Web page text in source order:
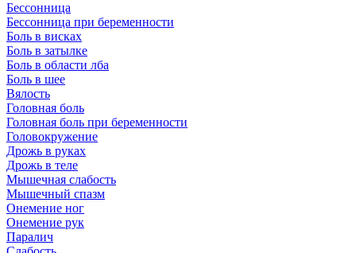
Бессонница
Бессонница при беременности
Боль в висках
Боль в затылке
Боль в области лба
Боль в шее
Вялость
Головная боль
Головная боль при беременности
Головокружение
Дрожь в руках
Дрожь в теле
Мышечная слабость
Мышечный спазм
Онемение ног
Онемение рук
Паралич